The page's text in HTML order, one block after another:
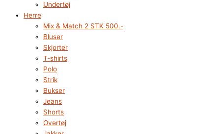
Undertøj
Herre
Mix & Match 2 STK 500.-
Bluser
Skjorter
T-shirts
Polo
Strik
Bukser
Jeans
Shorts
Overtøj